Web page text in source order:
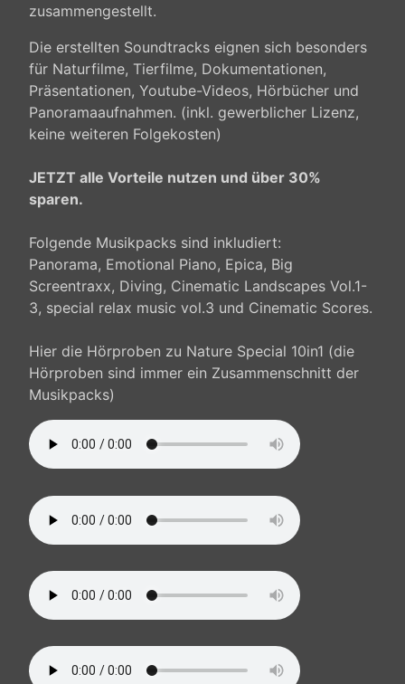
zusammengestellt.
Die erstellten Soundtracks eignen sich besonders
für Naturfilme, Tierfilme, Dokumentationen,
Präsentationen, Youtube-Videos, Hörbücher und
Panoramaaufnahmen. (inkl. gewerblicher Lizenz,
keine weiteren Folgekosten)
JETZT alle Vorteile nutzen und über 30%
sparen.
Folgende Musikpacks sind inkludiert:
Panorama, Emotional Piano, Epica, Big
Screentraxx, Diving, Cinematic Landscapes Vol.1-
3, special relax music vol.3 und Cinematic Scores.
Hier die Hörproben zu Nature Special 10in1 (die
Hörproben sind immer ein Zusammenschnitt der
Musikpacks)